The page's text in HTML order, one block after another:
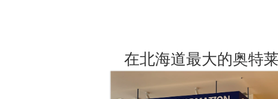
在北海道最大的奥特